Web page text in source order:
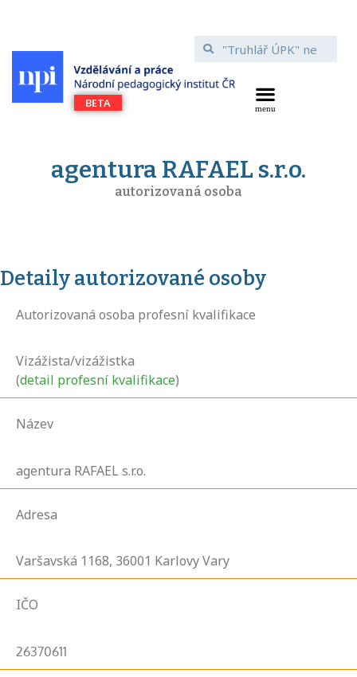
agentura RAFAEL s.r.o.
autorizovaná osoba
Detaily autorizované osoby
Autorizovaná osoba profesní kvalifikace
Vizážista/vizážistka
(detail profesní kvalifikace)
Název
agentura RAFAEL s.r.o.
Adresa
Varšavská 1168, 36001 Karlovy Vary
IČO
26370611